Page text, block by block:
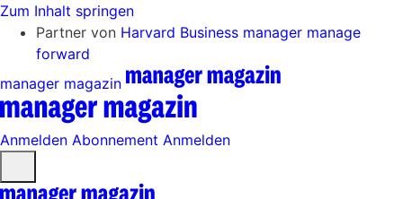
Zum Inhalt springen
Partner von Harvard Business manager manage
forward
manager magazin
Anmelden Abonnement Anmelden
öffnen